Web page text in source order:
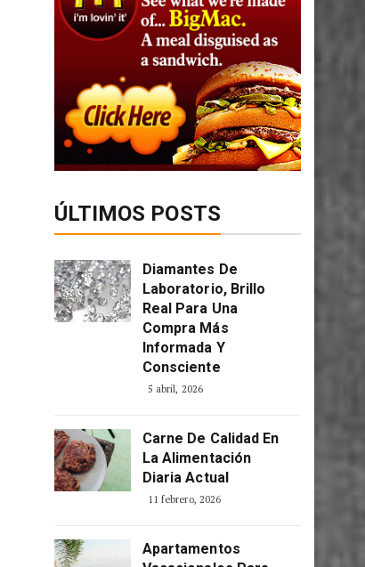
ÚLTIMOS POSTS
Diamantes De
Laboratorio, Brillo
Real Para Una
Compra Más
Informada Y
Consciente
5 abril, 2026
Carne De Calidad En
La Alimentación
Diaria Actual
11 febrero, 2026
Apartamentos